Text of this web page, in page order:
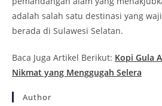
Bianca Martins
View all posts